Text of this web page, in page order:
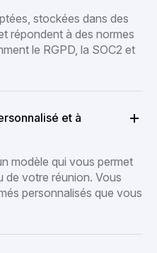
stockées dans des
répondent à des normes
le RGPD, la SOC2 et
et à
modèle qui vous permet
de votre réunion. Vous
personnalisés que vous